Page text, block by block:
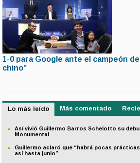
El sistema de inteligencia artificial del gigante de la
primer match de un torneo en donde compite
ranking desde hace una década, para determinar si
1-0 para Google ante el campeón
chino”
Lo más leído Más comentado
Así vivió Guillermo Barros Schelotto su
Monumental
Guillermo aclaró que “habrá pocas
así hasta junio”